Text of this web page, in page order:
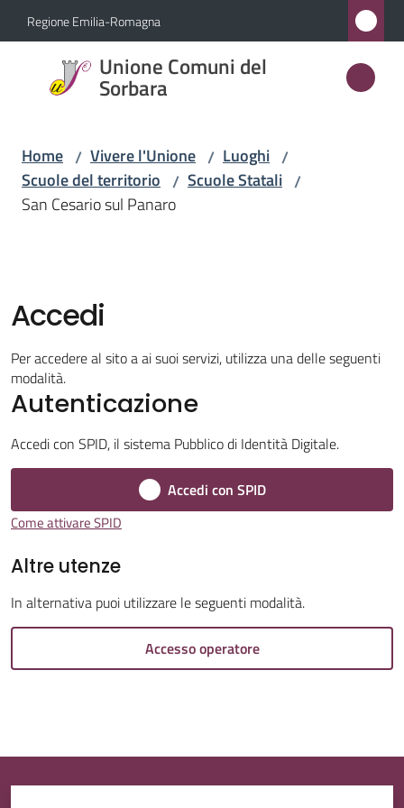
Vai al contenuto
Vai alla navigazione
Vai al footer
Regione Emilia-Romagna
Unione Comuni del
Sorbara
Unione
Comuni
Servizi
Vivere
l'Unione
Tutti
argomenti...
Home / Vivere l'Unione / Luoghi /
Scuole del territorio / Scuole Statali /
San Cesario sul Panaro
Accedi
Per accedere al sito a ai suoi servizi, utilizza una delle seguenti
modalità.
Autenticazione
Accedi con SPID, il sistema Pubblico di Identità Digitale.
Accedi con SPID
Come attivare SPID
Altre utenze
In alternativa puoi utilizzare le seguenti modalità.
Accesso operatore